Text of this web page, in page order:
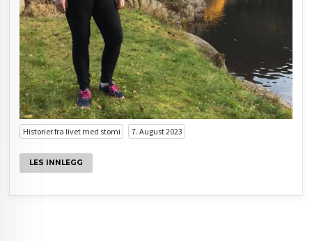
Historier fra livet med stomi 7. August 2023
LES INNLEGG